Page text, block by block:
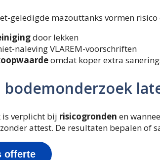
geledigde mazouttanks vormen risico
door lekken
naleving VLAREM-voorschriften
omdat koper extra
bodemonderzoek
is verplicht bij risicogronden en
attest. De resultaten bepalen of
offerte